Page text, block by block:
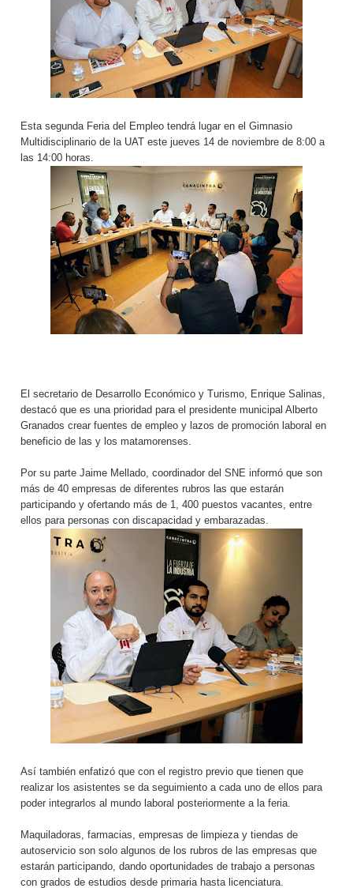
Esta segunda Feria del Empleo tendrá lugar en el Gimnasio
Multidisciplinario de la UAT este jueves 14 de noviembre de 8:00 a
las 14:00 horas.
El secretario de Desarrollo Económico y Turismo, Enrique Salinas,
destacó que es una prioridad para el presidente municipal Alberto
Granados crear fuentes de empleo y lazos de promoción laboral en
beneficio de las y los matamorenses.
Por su parte Jaime Mellado, coordinador del SNE informó que son
más de 40 empresas de diferentes rubros las que estarán
participando y ofertando más de 1, 400 puestos vacantes, entre
ellos para personas con discapacidad y embarazadas.
Así también enfatizó que con el registro previo que tienen que
realizar los asistentes se da seguimiento a cada uno de ellos para
poder integrarlos al mundo laboral posteriormente a la feria.
Maquiladoras, farmacias, empresas de limpieza y tiendas de
autoservicio son solo algunos de los rubros de las empresas que
estarán participando, dando oportunidades de trabajo a personas
con grados de estudios desde primaria hasta licenciatura.